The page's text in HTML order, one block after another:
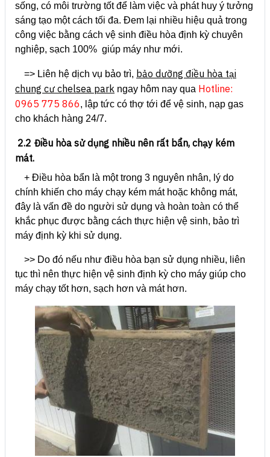
sống, có môi trường tốt để làm việc và phát huy ý tưởng
sáng tạo một cách tối đa. Đem lại nhiều hiệu quả trong
công việc bằng cách vệ sinh điều hòa định kỳ chuyên
nghiệp, sạch 100% giúp máy như mới.
=> Liên hệ dịch vụ bảo trì, bảo dưỡng điều hòa tại
chung cư chelsea park ngay hôm nay qua Hotline:
0965 775 866, lập tức có thợ tới để vệ sinh, nạp gas
cho khách hàng 24/7.
2.2 Điều hòa sử dụng nhiều nên rất bẩn, chạy kém
mát.
+ Điều hòa bẩn là một trong 3 nguyên nhân, lý do
chính khiến cho máy chạy kém mát hoặc không mát,
đây là vấn đề do người sử dụng và hoàn toàn có thể
khắc phục được bằng cách thực hiện vệ sinh, bảo trì
máy định kỳ khi sử dụng.
>> Do đó nếu như điều hòa bạn sử dụng nhiều, liên
tục thì nên thực hiện vệ sinh định kỳ cho máy giúp cho
máy chạy tốt hơn, sạch hơn và mát hơn.